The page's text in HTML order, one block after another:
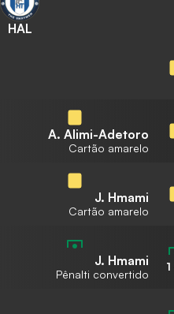
HAL
A. Alimi-Adetoro
Cartão amarelo
J. Hmami
Cartão amarelo
J. Hmami
Pênalti convertido
1